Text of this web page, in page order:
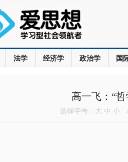
法学 经济学 政治学 国
高一飞：“
选择字号： 大 中 小